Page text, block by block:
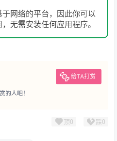
网络的平台，因此你可以
无需安装任何应用程序。
给TA打赏
的人吧！
顶0 踩0